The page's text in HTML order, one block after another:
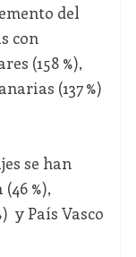
del
con
(158 %),
(137 %)
se han
%),
y País Vasco